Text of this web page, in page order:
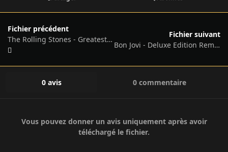
Fichier précédent
The Rolling Stones - Greatest Hits (Live Broadcast Collection) - FLAC - 2025
Fichier suivant
Bon Jovi - Deluxe Edition Remastered - FLAC - 2024
0 avis 0 commentaire
Vous pouvez donner un avis uniquement après avoir
téléchargé le fichier.